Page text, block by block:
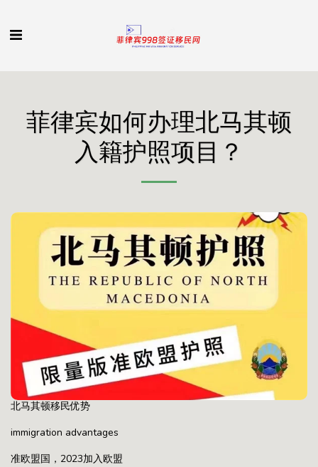
菲律宾如何办理北马其顿
入籍护照项目？
北马其顿移民优势
immigration advantages
准欧盟国，2023加入欧盟